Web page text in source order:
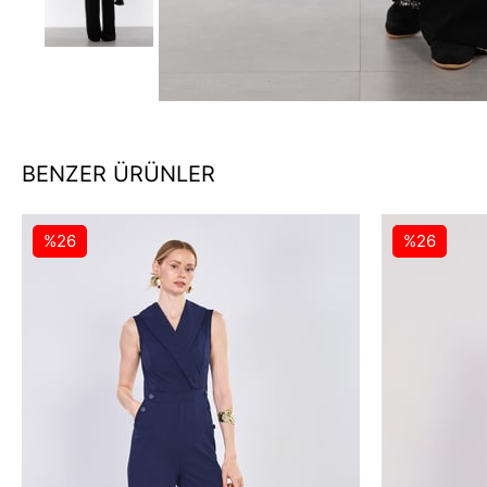
BENZER ÜRÜNLER
%26 %26